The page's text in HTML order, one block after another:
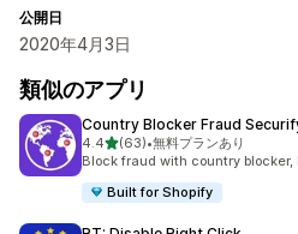
公開日
2020年4月3日
類似のアプリ
Country Blocker Fraud
4.45つ星中
(63)
合計レビュー数：63件
•無料プランあり
Block fraud with country blocker,
Built for Shopify